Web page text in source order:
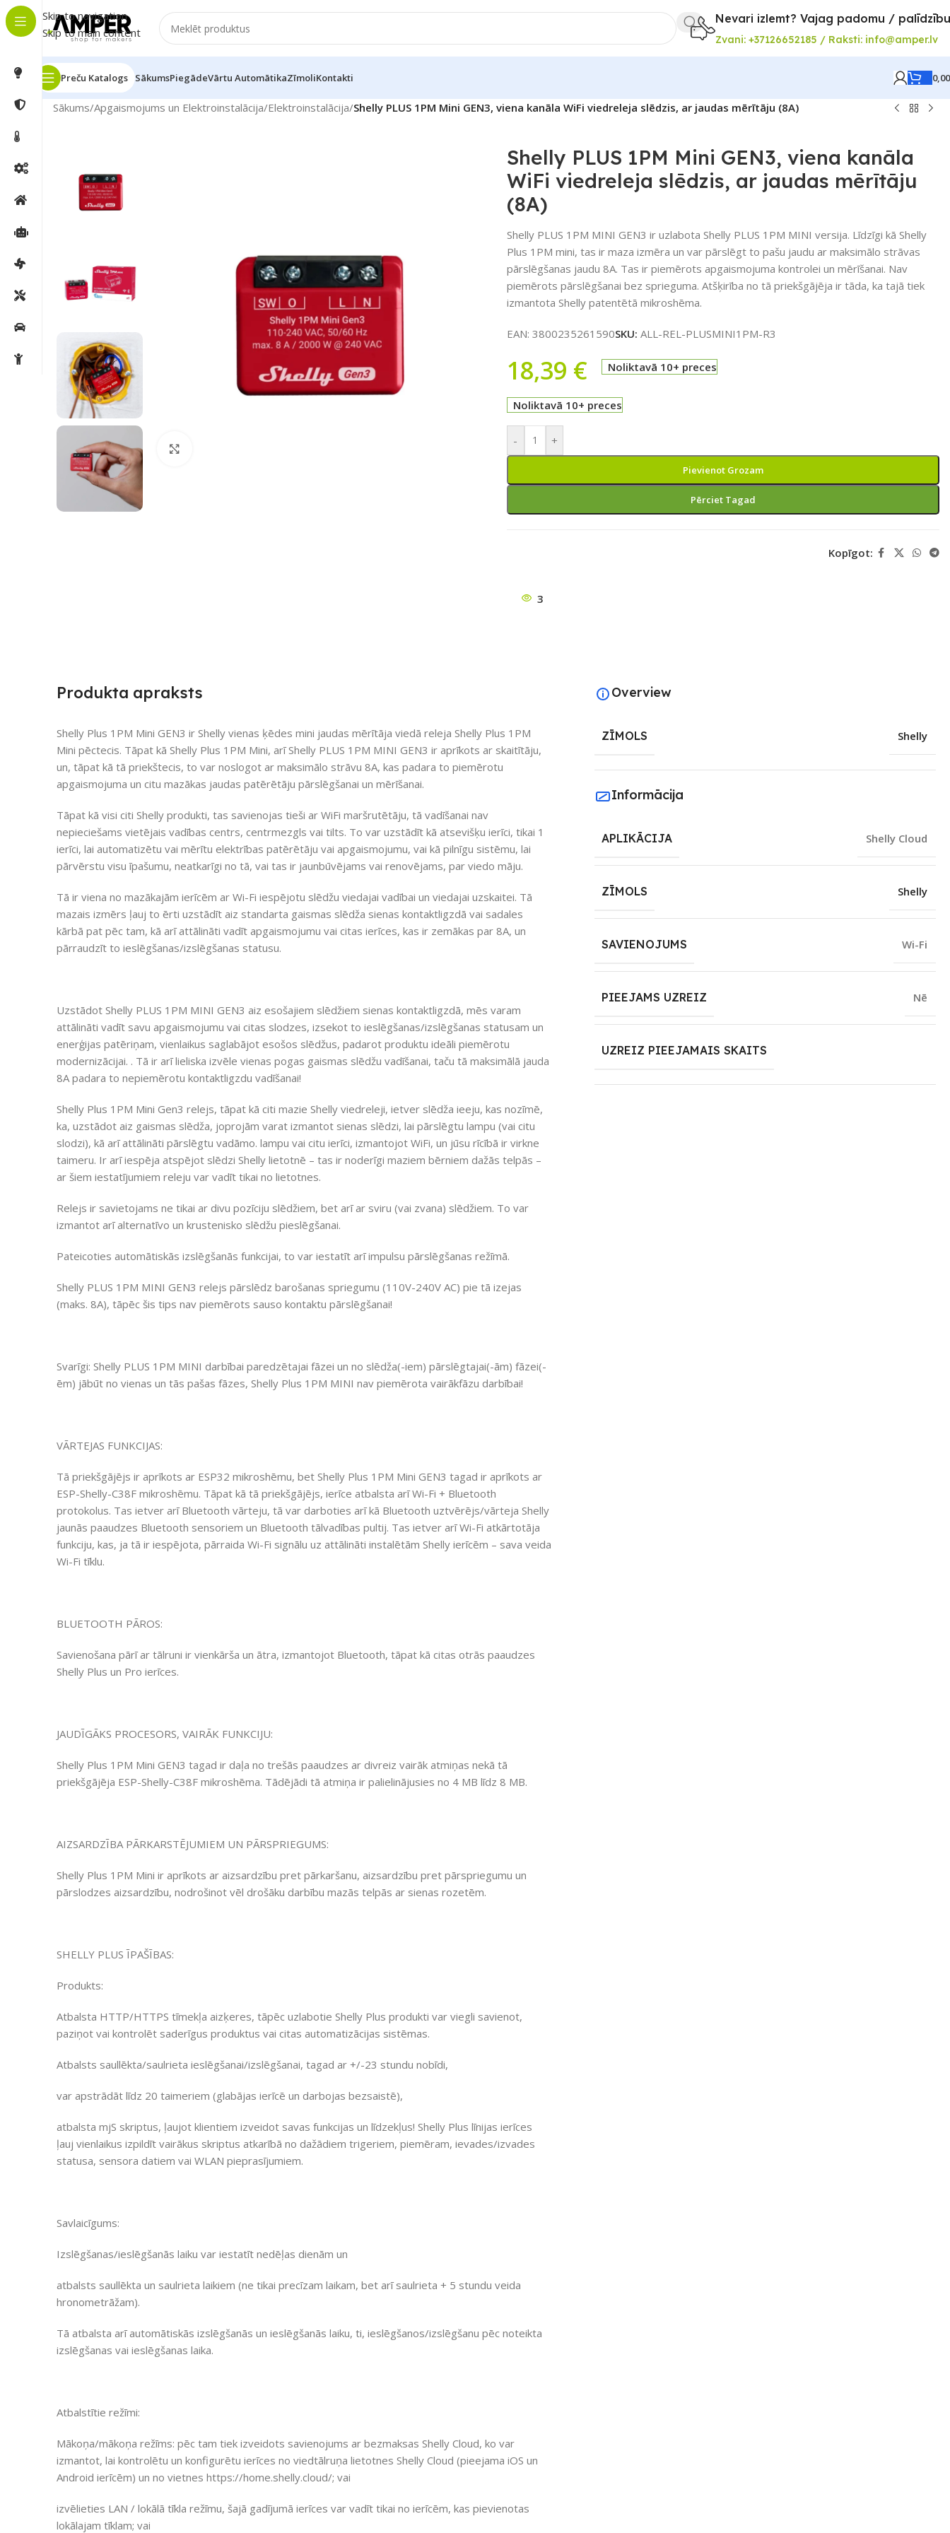
Skip to navigation
Skip to main content
Nevari izlemt? Vajag padomu /
Zvani: +37126652185 / Raksti: info@amper.lv
Preču Katalogs SākumsPiegādeVārtu AutomātikaZīmoliKontakti
Sākums/Apgaismojums un Elektroinstalācija/Elektroinstalācija/Shelly PLUS 1PM Mini GEN3, viena kanāla WiFi viedreleja slēdzis, ar jaudas mērītāju (8A)
Shelly PLUS 1PM Mini GEN3, viena kanāla
WiFi viedreleja slēdzis, ar jaudas mērītāju
(8A)
Shelly PLUS 1PM MINI GEN3 ir uzlabota Shelly PLUS 1PM MINI versija. Līdzīgi kā Shelly
Plus 1PM mini, tas ir maza izmēra un var pārslēgt to pašu jaudu ar maksimālo strāvas
pārslēgšanas jaudu 8A. Tas ir piemērots apgaismojuma kontrolei un mērīšanai. Nav
piemērots pārslēgšanai bez sprieguma. Atšķirība no tā priekšgājēja ir tāda, ka tajā tiek
izmantota Shelly patentētā mikroshēma.
EAN: 3800235261590SKU: ALL-REL-PLUSMINI1PM-R3
18,39 € Noliktavā 10+ preces
Noliktavā 10+ preces
- +
Pievienot Grozam
Pērciet Tagad
Kopīgot:
3
Produkta apraksts
Shelly Plus 1PM Mini GEN3 ir Shelly vienas ķēdes mini jaudas mērītāja viedā releja Shelly Plus 1PM
Mini pēctecis. Tāpat kā Shelly Plus 1PM Mini, arī Shelly PLUS 1PM MINI GEN3 ir aprīkots ar skaitītāju,
un, tāpat kā tā priekštecis, to var noslogot ar maksimālo strāvu 8A, kas padara to piemērotu
apgaismojuma un citu mazākas jaudas patērētāju pārslēgšanai un mērīšanai.
Tāpat kā visi citi Shelly produkti, tas savienojas tieši ar WiFi maršrutētāju, tā vadīšanai nav
nepieciešams vietējais vadības centrs, centrmezgls vai tilts. To var uzstādīt kā atsevišķu ierīci, tikai 1
ierīci, lai automatizētu vai mērītu elektrības patērētāju vai apgaismojumu, vai kā pilnīgu sistēmu, lai
pārvērstu visu īpašumu, neatkarīgi no tā, vai tas ir jaunbūvējams vai renovējams, par viedo māju.
Tā ir viena no mazākajām ierīcēm ar Wi-Fi iespējotu slēdžu viedajai vadībai un viedajai uzskaitei. Tā
mazais izmērs ļauj to ērti uzstādīt aiz standarta gaismas slēdža sienas kontaktligzdā vai sadales
kārbā pat pēc tam, kā arī attālināti vadīt apgaismojumu vai citas ierīces, kas ir zemākas par 8A, un
pārraudzīt to ieslēgšanas/izslēgšanas statusu.
Uzstādot Shelly PLUS 1PM MINI GEN3 aiz esošajiem slēdžiem sienas kontaktligzdā, mēs varam
attālināti vadīt savu apgaismojumu vai citas slodzes, izsekot to ieslēgšanas/izslēgšanas statusam un
enerģijas patēriņam, vienlaikus saglabājot esošos slēdžus, padarot produktu ideāli piemērotu
modernizācijai. . Tā ir arī lieliska izvēle vienas pogas gaismas slēdžu vadīšanai, taču tā maksimālā jauda
8A padara to nepiemērotu kontaktligzdu vadīšanai!
Shelly Plus 1PM Mini Gen3 relejs, tāpat kā citi mazie Shelly viedreleji, ietver slēdža ieeju, kas nozīmē,
ka, uzstādot aiz gaismas slēdža, joprojām varat izmantot sienas slēdzi, lai pārslēgtu lampu (vai citu
slodzi), kā arī attālināti pārslēgtu vadāmo. lampu vai citu ierīci, izmantojot WiFi, un jūsu rīcībā ir virkne
taimeru. Ir arī iespēja atspējot slēdzi Shelly lietotnē – tas ir noderīgi maziem bērniem dažās telpās –
ar šiem iestatījumiem releju var vadīt tikai no lietotnes.
Relejs ir savietojams ne tikai ar divu pozīciju slēdžiem, bet arī ar sviru (vai zvana) slēdžiem. To var
izmantot arī alternatīvo un krustenisko slēdžu pieslēgšanai.
Pateicoties automātiskās izslēgšanās funkcijai, to var iestatīt arī impulsu pārslēgšanas režīmā.
Shelly PLUS 1PM MINI GEN3 relejs pārslēdz barošanas spriegumu (110V-240V AC) pie tā izejas
(maks. 8A), tāpēc šis tips nav piemērots sauso kontaktu pārslēgšanai!
Svarīgi: Shelly PLUS 1PM MINI darbībai paredzētajai fāzei un no slēdža(-iem) pārslēgtajai(-ām) fāzei(-
ēm) jābūt no vienas un tās pašas fāzes, Shelly Plus 1PM MINI nav piemērota vairākfāzu darbībai!
VĀRTEJAS FUNKCIJAS:
Tā priekšgājējs ir aprīkots ar ESP32 mikroshēmu, bet Shelly Plus 1PM Mini GEN3 tagad ir aprīkots ar
ESP-Shelly-C38F mikroshēmu. Tāpat kā tā priekšgājējs, ierīce atbalsta arī Wi-Fi + Bluetooth
protokolus. Tas ietver arī Bluetooth vārteju, tā var darboties arī kā Bluetooth uztvērējs/vārteja Shelly
jaunās paaudzes Bluetooth sensoriem un Bluetooth tālvadības pultij. Tas ietver arī Wi-Fi atkārtotāja
funkciju, kas, ja tā ir iespējota, pārraida Wi-Fi signālu uz attālināti instalētām Shelly ierīcēm – sava veida
Wi-Fi tīklu.
BLUETOOTH PĀROS:
Savienošana pārī ar tālruni ir vienkārša un ātra, izmantojot Bluetooth, tāpat kā citas otrās paaudzes
Shelly Plus un Pro ierīces.
JAUDĪGĀKS PROCESORS, VAIRĀK FUNKCIJU:
Shelly Plus 1PM Mini GEN3 tagad ir daļa no trešās paaudzes ar divreiz vairāk atmiņas nekā tā
priekšgājēja ESP-Shelly-C38F mikroshēma. Tādējādi tā atmiņa ir palielinājusies no 4 MB līdz 8 MB.
AIZSARDZĪBA PĀRKARSTĒJUMIEM UN PĀRSPRIEGUMS:
Shelly Plus 1PM Mini ir aprīkots ar aizsardzību pret pārkaršanu, aizsardzību pret pārspriegumu un
pārslodzes aizsardzību, nodrošinot vēl drošāku darbību mazās telpās ar sienas rozetēm.
SHELLY PLUS ĪPAŠĪBAS:
Produkts:
Atbalsta HTTP/HTTPS tīmekļa aizķeres, tāpēc uzlabotie Shelly Plus produkti var viegli savienot,
paziņot vai kontrolēt saderīgus produktus vai citas automatizācijas sistēmas.
Atbalsts saullēkta/saulrieta ieslēgšanai/izslēgšanai, tagad ar +/-23 stundu nobīdi,
var apstrādāt līdz 20 taimeriem (glabājas ierīcē un darbojas bezsaistē),
atbalsta mjS skriptus, ļaujot klientiem izveidot savas funkcijas un līdzekļus! Shelly Plus līnijas ierīces
ļauj vienlaikus izpildīt vairākus skriptus atkarībā no dažādiem trigeriem, piemēram, ievades/izvades
statusa, sensora datiem vai WLAN pieprasījumiem.
Savlaicīgums:
Izslēgšanas/ieslēgšanās laiku var iestatīt nedēļas dienām un
atbalsts saullēkta un saulrieta laikiem (ne tikai precīzam laikam, bet arī saulrieta + 5 stundu veida
hronometrāžam).
Tā atbalsta arī automātiskās izslēgšanās un ieslēgšanās laiku, ti, ieslēgšanos/izslēgšanu pēc noteikta
izslēgšanas vai ieslēgšanas laika.
Atbalstītie režīmi:
Mākoņa/mākoņa režīms: pēc tam tiek izveidots savienojums ar bezmaksas Shelly Cloud, ko var
izmantot, lai kontrolētu un konfigurētu ierīces no viedtālruņa lietotnes Shelly Cloud (pieejama iOS un
Android ierīcēm) un no vietnes https://home.shelly.cloud/; vai
izvēlieties LAN / lokālā tīkla režīmu, šajā gadījumā ierīces var vadīt tikai no ierīcēm, kas pievienotas
lokālajam tīklam; vai
Overview
ZĪMOLS Shelly
Informācija
APLIKĀCIJA Shelly Cloud
ZĪMOLS Shelly
SAVIENOJUMS Wi-Fi
PIEEJAMS UZREIZ Nē
UZREIZ PIEEJAMAIS SKAITS